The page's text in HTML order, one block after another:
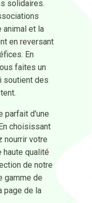
solidaires.
et la
en reversant
En
faites un
soutient des
parfait d'une
choisissant
nourrir votre
haute qualité
de notre
gamme de
page de la